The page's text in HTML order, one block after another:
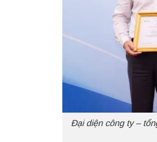
Đại diện công ty –